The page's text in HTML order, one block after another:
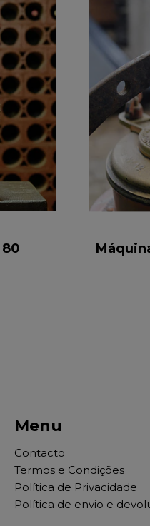
Menu
Contacto
Termos e Condições
Política de Privacidade
Política de envio e